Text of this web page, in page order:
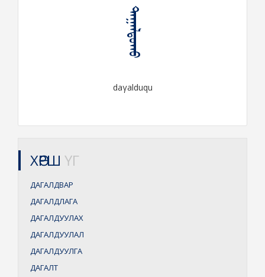
ᠳᠠᠭᠠᠯᠳᠤᠬᠤ
daγalduqu
ХӨРШ ҮГ
ДАГАЛДВАР
ДАГАЛДЛАГА
ДАГАЛДУУЛАХ
ДАГАЛДУУЛАЛ
ДАГАЛДУУЛГА
ДАГАЛТ